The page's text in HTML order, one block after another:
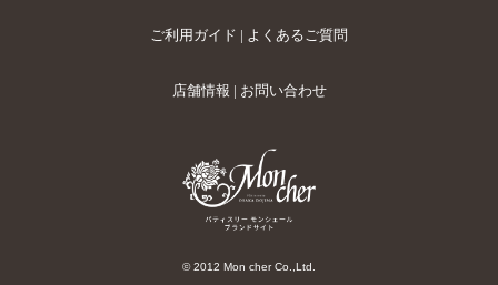
ご利用ガイド | よくあるご質問
店舗情報 | お問い合わせ
© 2012 Mon cher Co.,Ltd.